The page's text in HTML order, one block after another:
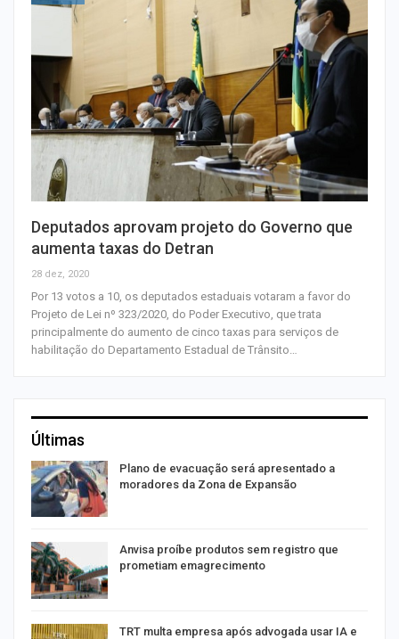
Deputados aprovam projeto do Governo que
aumenta taxas do Detran
28 dez, 2020
Por 13 votos a 10, os deputados estaduais votaram a favor do
Projeto de Lei nº 323/2020, do Poder Executivo, que trata
principalmente do aumento de cinco taxas para serviços de
habilitação do Departamento Estadual de Trânsito…
Últimas
Plano de evacuação será apresentado a
moradores da Zona de Expansão
Anvisa proíbe produtos sem registro que
prometiam emagrecimento
TRT multa empresa após advogada usar IA e